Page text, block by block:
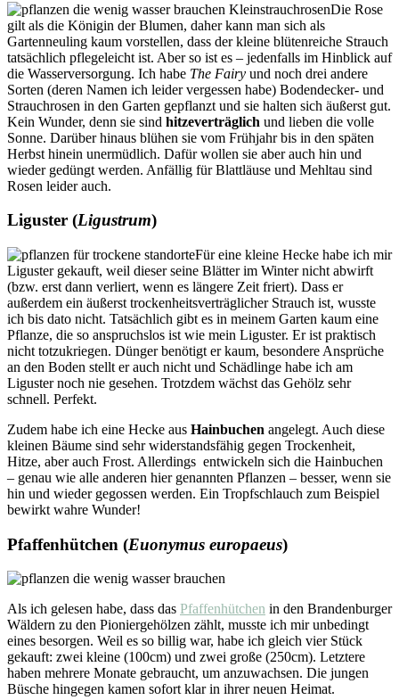
Die Rose
gilt als die Königin der Blumen, daher kann man sich als
Gartenneuling kaum vorstellen, dass der kleine blütenreiche Strauch
tatsächlich pflegeleicht ist. Aber so ist es – jedenfalls im Hinblick auf
die Wasserversorgung. Ich habe The Fairy und noch drei andere
Sorten (deren Namen ich leider vergessen habe) Bodendecker- und
Strauchrosen in den Garten gepflanzt und sie halten sich äußerst gut.
Kein Wunder, denn sie sind hitzeverträglich und lieben die volle
Sonne. Darüber hinaus blühen sie vom Frühjahr bis in den späten
Herbst hinein unermüdlich. Dafür wollen sie aber auch hin und
wieder gedüngt werden. Anfällig für Blattläuse und Mehltau sind
Rosen leider auch.
Liguster (Ligustrum)
Für eine kleine Hecke habe ich mir
Liguster gekauft, weil dieser seine Blätter im Winter nicht abwirft
(bzw. erst dann verliert, wenn es längere Zeit friert). Dass er
außerdem ein äußerst trockenheitsverträglicher Strauch ist, wusste
ich bis dato nicht. Tatsächlich gibt es in meinem Garten kaum eine
Pflanze, die so anspruchslos ist wie mein Liguster. Er ist praktisch
nicht totzukriegen. Dünger benötigt er kaum, besondere Ansprüche
an den Boden stellt er auch nicht und Schädlinge habe ich am
Liguster noch nie gesehen. Trotzdem wächst das Gehölz sehr
schnell. Perfekt.
Zudem habe ich eine Hecke aus Hainbuchen angelegt. Auch diese
kleinen Bäume sind sehr widerstandsfähig gegen Trockenheit,
Hitze, aber auch Frost. Allerdings entwickeln sich die Hainbuchen
– genau wie alle anderen hier genannten Pflanzen – besser, wenn sie
hin und wieder gegossen werden. Ein Tropfschlauch zum Beispiel
bewirkt wahre Wunder!
Pfaffenhütchen (Euonymus europaeus)
Als ich gelesen habe, dass das Pfaffenhütchen in den Brandenburger
Wäldern zu den Pioniergehölzen zählt, musste ich mir unbedingt
eines besorgen. Weil es so billig war, habe ich gleich vier Stück
gekauft: zwei kleine (100cm) und zwei große (250cm). Letztere
haben mehrere Monate gebraucht, um anzuwachsen. Die jungen
Büsche hingegen kamen sofort klar in ihrer neuen Heimat.